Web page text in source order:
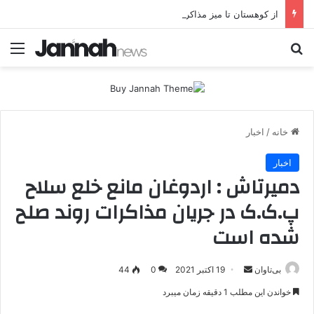
از کوهستان تا میز مذاکره؛ پژاک یک‌شبه «دموکرات» شد!
خانه / اخبار
اخبار
دمیرتاش : اردوغان مانع خلع سلاح
پ.ک.ک در جریان مذاکرات روند صلح
شده است
بی‌تاوان
ر
19 اکتبر 2021 0
44
خواندن این مطلب 1 دقیقه زمان میبرد